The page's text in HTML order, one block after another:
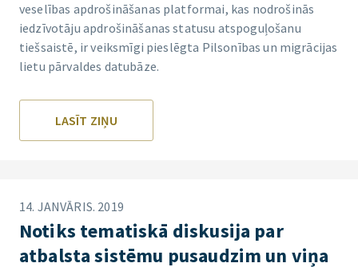
veselības apdrošināšanas platformai, kas nodrošinās
iedzīvotāju apdrošināšanas statusu atspoguļošanu
tiešsaistē, ir veiksmīgi pieslēgta Pilsonības un migrācijas
lietu pārvaldes datubāze.
LASĪT ZIŅU
14. JANVĀRIS. 2019
Notiks tematiskā diskusija par
atbalsta sistēmu pusaudzim un viņa